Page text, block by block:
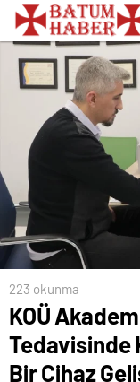
Geliştirdi
223 okunma
KOÜ
Tedavisinde
Bir Cihaz